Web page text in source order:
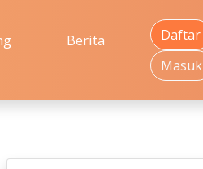
Berita
Daftar
Masuk